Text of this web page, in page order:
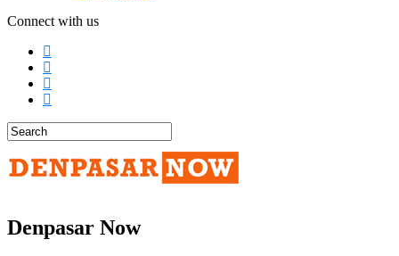
Connect with us
Denpasar Now